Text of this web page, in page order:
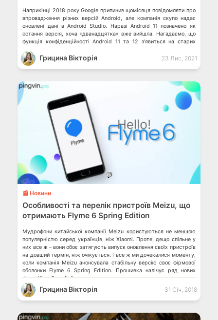
Наприкінці 2018 року Google припинив щомісяця повідомляти про
впровадження різних версій Android, але компанія скупо надає
оновлені дані в Android Studio. Наразі Android 11 позначено як
остання версія, хоча «дванадцятка» вже вийшла. Нагадаємо, що
функція конфіденційності Android 11 та 12 з’явиться на старих
запуску 8 […]Грицина Вікторія 23 Лис, 2021
💬
📰 Новини
Особливості та перелік пристроїв Meizu, що
отримають Flyme 6 Spring Edition
Мудрофони китайської компанії Meizu користуються не меншою
популярністю серед українців, ніж Xiaomi. Проте, дещо спільне у
них все ж – вони обоє затягують випуск оновлення своїх пристроїв
на довший термін, ніж очікується. І все ж ми дочекалися моменту,
коли компанія Meizu анонсувала стабільну версію своє фірмової
оболонки Flyme 6 Spring Edition. Прошивка налічує ряд нових
функцій та буде […]
Грицина Вікторія 31 Січ, 2018